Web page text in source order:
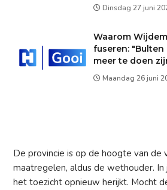
Dinsdag 27 juni
Waarom
fuseren:
meer te doen
Maandag 26 juni
De provincie is op de hoogte van de
maatregelen, aldus de wethouder.
het toezicht opnieuw herijkt. Mocht